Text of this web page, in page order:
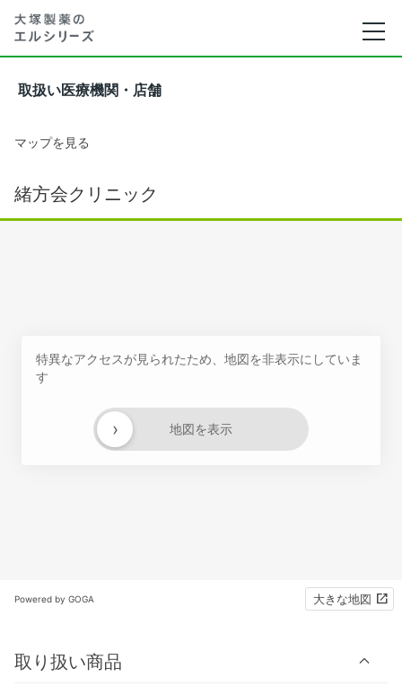
取扱い医療機関・店舗
マップを見る
緒方会クリニック
特異なアクセスが見られたため、地図を非表示にしていま
す
地図を表示
›
Powered by GOGA 大きな地図
取り扱い商品